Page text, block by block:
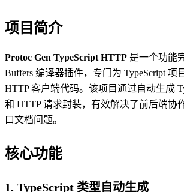
项目简介
Protoc Gen TypeScript HTTP 是一个功能
Buffers 编译器插件，专门为 TypeScript 项
HTTP 客户端代码。该项目通过自动生成
和 HTTP 请求封装，有效解决了前后端协
口文档问题。
核心功能
1. TypeScript 类型自动生成